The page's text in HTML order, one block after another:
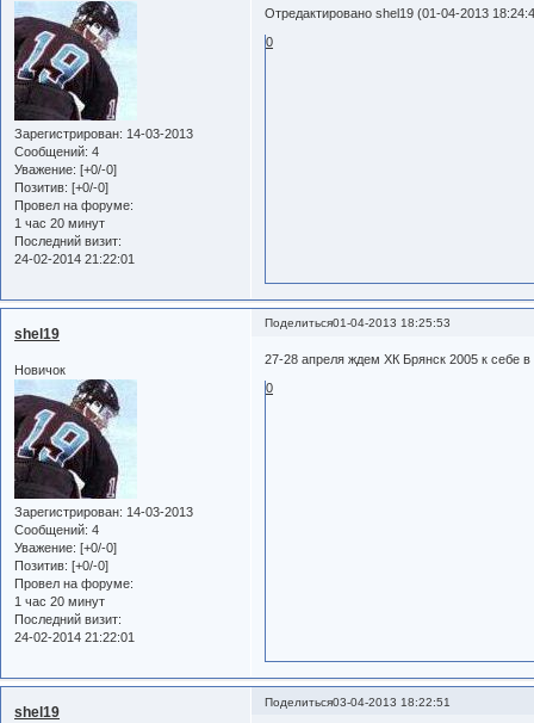
Зарегистрирован: 14-03-2013
Сообщений: 4
Уважение: [+0/-0]
Позитив: [+0/-0]
Провел на форуме:
1 час 20 минут
Последний визит:
24-02-2014 21:22:01
Отредактировано shel19 (01-04-2013
0
Поделиться01-04-2013 18:25:53
shel19
Новичок
Зарегистрирован: 14-03-2013
Сообщений: 4
Уважение: [+0/-0]
Позитив: [+0/-0]
Провел на форуме:
1 час 20 минут
Последний визит:
24-02-2014 21:22:01
27-28 апреля ждем ХК Брянск 2005 к себе
0
Поделиться03-04-2013 18:22:51
shel19